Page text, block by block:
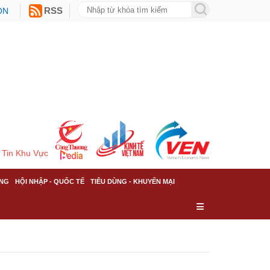
RSS
Tin Khu Vực
HỘI NHẬP - QUỐC TẾ TIÊU DÙNG - KHUYẾN MẠI